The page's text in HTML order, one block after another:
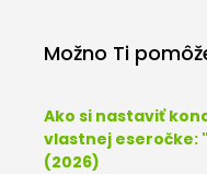
Možno Ti
Ako si nastaviť
vlastnej eseročke:
(2026)